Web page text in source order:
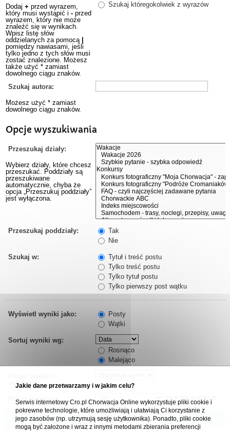
Dodaj + przed wyrazem,
który musi wystąpić i - przed
wyrazem, który nie może
znaleźć się w wynikach.
Wpisz listę słów
oddzielanych za pomocą
pomiędzy nawiasami, jeśli
tylko jedno z tych słów musi
zostać znalezione. Możesz
także użyć * zamiast
dowolnego ciągu znaków.
Szukaj któregokolwiek z wyrazów
Szukaj autora:
Możesz użyć * zamiast
dowolnego ciągu znaków.
Opcje wyszukiwania
Przeszukaj działy:
Wybierz działy, które chcesz
przeszukać. Poddziały są
przeszukiwane
automatycznie, chyba że
opcja „Przeszukuj poddziały”
jest wyłączona.
Przeszukaj poddziały:
Tak
Nie
Szukaj w:
Tytuł i treść postu
Tylko treść postu
Tylko tytuł postu
Tylko pierwszy post wątku
Wyświetl wyniki jako:
Posty
Wątki
Sortuj wyniki wg:
Rosnąco
Malejąco
ostatnich:
Pokaż pierwsze:
Jakie dane przetwarzamy i w jakim celu?
Serwis internetowy Cro.pl Chorwacja Online wykorzystuje pliki cookie i
pokrewne technologie, które umożliwiają i ułatwiają Ci korzystanie z
jego zasobów (np. utrzymują sesję użytkownika). Ponadto, pliki cookie
mogą być założone i wraz z innymi metodami zbierania preferencji